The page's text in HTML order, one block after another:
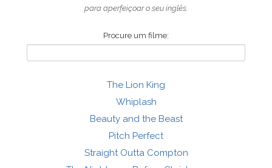
para aperfeiçoar o seu inglês.
Procure um filme:
The Lion King
Whiplash
Beauty and the Beast
Pitch Perfect
Straight Outta Compton